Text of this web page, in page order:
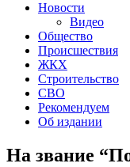
Новости
Видео
Общество
Происшествия
ЖКХ
Строительство
СВО
Рекомендуем
Об издании
На звание